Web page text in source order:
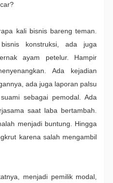
kali bisnis bareng teman.
konstruksi, ada juga
ayam petelur. Hampir
Ada kejadian
ada juga laporan palsu
sebagai pemodal. Ada
saat laba bertambah.
menjadi buntung. Hingga
karena salah mengambil
menjadi pemilik modal,